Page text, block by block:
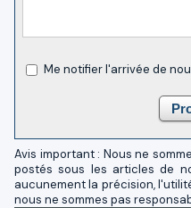
Me notifier l'arrivée de
Avis important : Nous ne
postés sous les articles de
aucunement la précision,
nous ne sommes pas